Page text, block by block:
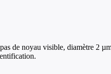
de noyau visible, diamètre